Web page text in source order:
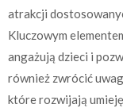
atrakcji
Kluczowym
angażują dzieci i
również zwrócić
które rozwijają